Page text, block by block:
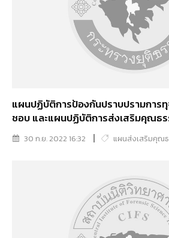
แผนปฏิบัติการป้องกันปราบปรามการ
ชอบ และแผนปฏิบัติการส่งเสริมคุณธ
นิติวิทยาศาสตร์ ประจำปีงบประมาณ
30 ก.ย. 2022 16:32 แผนส่งเสริมคุณ